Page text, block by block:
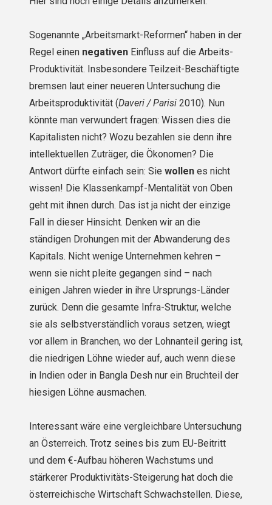
Sogenannte „Arbeitsmarkt-Reformen“ haben in der
Regel einen negativenEinfluss auf die Arbeits-
Produktivität. Insbesondere Teilzeit-Beschäftigte
bremsen laut einer neueren Unter­suchung die
Arbeitsproduktivität (Daveri / Parisi2010). Nun
könnte man verwundert fragen: Wissen dies die
Kapitalisten nicht? Wozu bezahlen sie denn ihre
intellektuellen Zuträger, die Ökonomen? Die
Antwort dürfte einfach sein: Sie wollenes nicht
wissen! Die Klassenkampf-Mentalität von Oben
geht mit ihnen durch. Das ist ja nicht der einzige
Fall in dieser Hinsicht. Denken wir an die
ständigen Drohungen mit der Abwanderung des
Kapitals. Nicht wenige Unternehmen kehren –
wenn sie nicht pleite gegangen sind – nach
einigen Jahren wieder in ihre Ursprungs-Länder
zurück. Denn die gesamte Infra-Struktur, welche
sie als selbstver­ständlich voraus setzen, wiegt
vor allem in Branchen, wo der Lohnanteil gering ist,
die niedrigen Löhne wieder auf, auch wenn diese
in Indien oder in Bangla Desh nur ein Bruchteil der
hiesigen Löhne ausmachen.
Interessant wäre eine vergleichbare Untersuchung
an Österreich. Trotz seines bis zum EU-Beitritt
und dem €-Aufbau höheren Wachstums und
stärkerer Produktivitäts-Steigerung hat doch die
österreichische Wirtschaft Schwachstellen. Diese,